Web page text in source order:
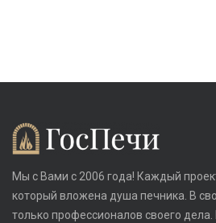
Мы с Вами с 2006 года! Каждый
который вложена душа печника. В
только профессионалов своего